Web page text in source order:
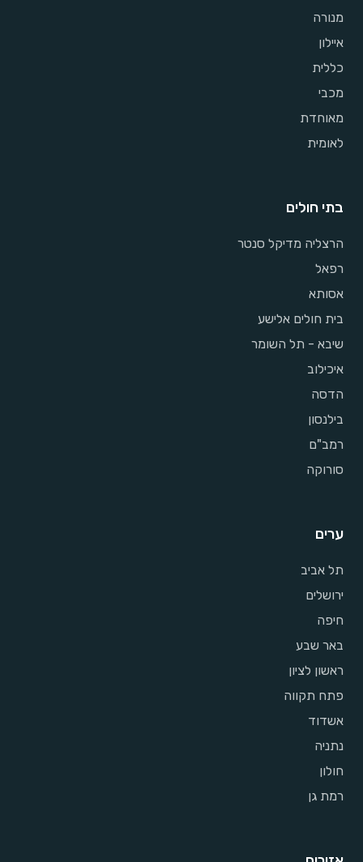
מנורה
איילון
כללית
מכבי
מאוחדת
לאומית
בתי חולים
הרצליה מדיקל סנטר
רפאל
אסותא
בית חולים אלישע
שיבא - תל השומר
איכילוב
הדסה
בילנסון
רמב"ם
סורוקה
ערים
תל אביב
ירושלים
חיפה
באר שבע
ראשון לציון
פתח תקווה
אשדוד
נתניה
חולון
רמת גן